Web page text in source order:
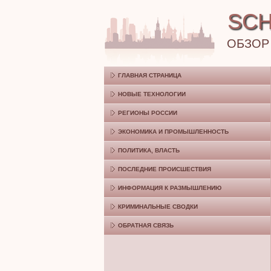
ГЛАВНАЯ СТРАНИЦА
НОВЫЕ ТЕХНОЛОГИИ
РЕГИОНЫ РОССИИ
ЭКОНОМИКА И ПРОМЫШЛЕННОСТЬ
ПОЛИТИКА, ВЛАСТЬ
ПОСЛЕДНИЕ ПРОИСШЕСТВИЯ
ИНФОРМАЦИЯ К РАЗМЫШЛЕНИЮ
КРИМИНАЛЬНЫЕ СВОДКИ
ОБРАТНАЯ СВЯЗЬ